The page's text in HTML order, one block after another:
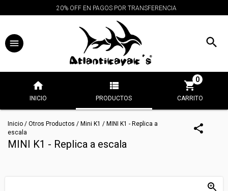
20% OFF EN PAGOS POR TRANSFERENCIA
INICIO PRODUCTOS CARRITO
0
Inicio / Otros Productos / Mini K1 / MINI K1 - Replica a
escala
MINI K1 - Replica a escala